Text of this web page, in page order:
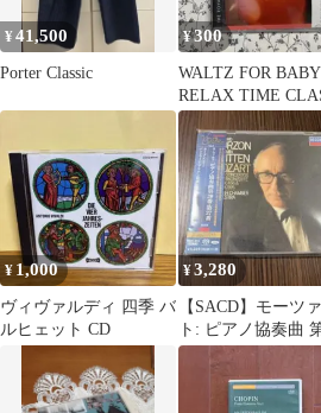
¥41,500
Porter Classic
¥300
WALTZ FOR BABY
RELAX TIME
CD
¥ 1,000
ヴィヴァルディ 四季 バ
ルヒェット CD
¥3,280
【SACD】モーツ
ト: ピアノ協奏曲
番, 第27番＜タワ